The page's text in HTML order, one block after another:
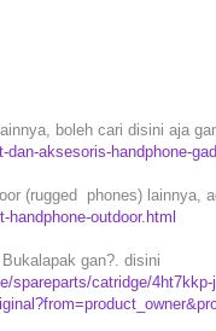
boleh cari disini aja
aksesoris-handphone-
(rugged phones) lainnya,
outdoor.html
gan?. disini
spareparts/catridge/